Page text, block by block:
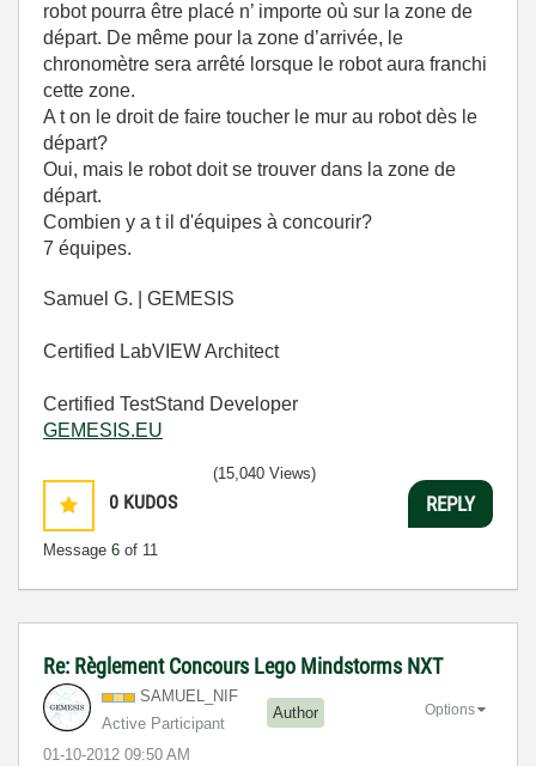
robot pourra être placé n’ importe où sur la zone de
départ. De même pour la zone d’arrivée, le
chronomètre sera arrêté lorsque le robot aura franchi
cette zone.
A t on le droit de faire toucher le mur au robot dès le
départ?
Oui, mais le robot doit se trouver dans la zone de
départ.
Combien y a t il d'équipes à concourir?
7 équipes.
Samuel G. | GEMESIS
Certified LabVIEW Architect
Certified TestStand Developer
GEMESIS.EU
0 KUDOS
Message 6 of 11
(15,040 Views)
REPLY
Re: Règlement Concours Lego Mindstorms NXT
SAMUEL_NIF
Active Participant
Author
‎01-10-2012 09:50 AM
Options